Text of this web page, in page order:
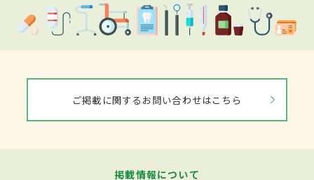
ご掲載に関するお問い合わせはこちら
掲載情報について